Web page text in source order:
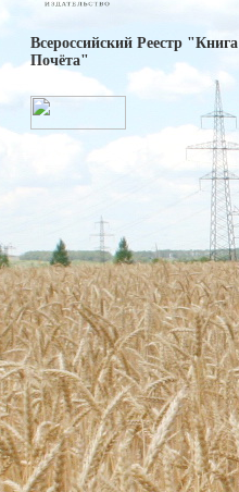
Всероссийский Реестр "Книга
Почёта"